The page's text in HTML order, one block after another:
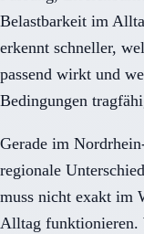
Belastbarkeit im
erkennt schneller,
passend wirkt und
Bedingungen
Gerade im
regionale
muss nicht exakt im
Alltag funktionieren.